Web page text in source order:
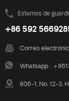
Estamos de
+86 592
Correo
Whatsapp :
806-1, No. 12-3,